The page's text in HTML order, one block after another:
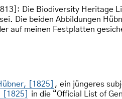
Die Biodiversity Heritage
Die beiden Abbildungen
auf meinen Festplatten
[1825] , ein jüngeres
[1825] in die “Official List of